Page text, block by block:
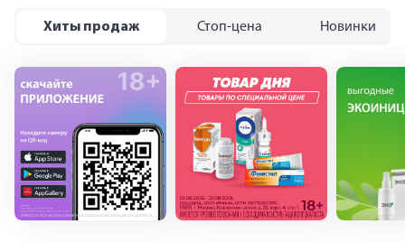
Хиты продаж Стоп-цена Новинки